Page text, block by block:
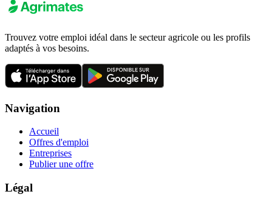
Trouvez votre emploi idéal dans le secteur agricole ou les profils
adaptés à vos besoins.
Navigation
Accueil
Offres d'emploi
Entreprises
Publier une offre
Légal